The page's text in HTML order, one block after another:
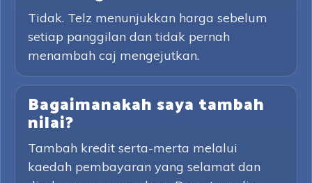
Tidak. Telz menunjukkan harga sebelum
setiap panggilan dan tidak pernah
menambah caj mengejutkan.
Bagaimanakah saya tambah
nilai?
Tambah kredit serta-merta melalui
kaedah pembayaran yang selamat dan